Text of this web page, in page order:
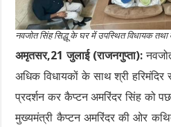
नवजोत सिंह सिद्धू के घर में उपस्थित विधायक
अमृतसर,21 जुलाई (राजनगुप्ता):
अधिक विधायकों के साथ श्री
प्रदर्शन कर कैप्टन अमरिंदर सिंह को
मुख्यमंत्री कैप्टन अमरिंदर की ओर